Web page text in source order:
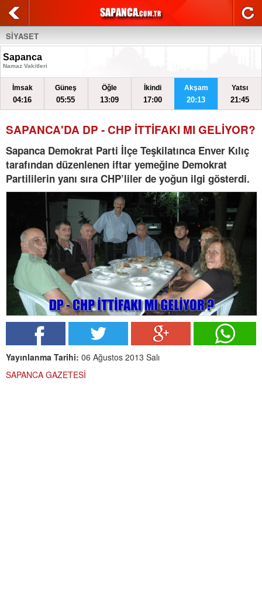
SİYASET
Sapanca
Namaz Vakitleri
İmsak
04:16
Güneş
05:55
Öğle
13:09
İkindi
17:00
Akşam
20:13
Yatsı
21:45
SAPANCA'DA DP - CHP İTTİFAKI MI GELİYOR?
Sapanca Demokrat Parti İlçe Teşkilatınca Enver Kılıç
tarafından düzenlenen iftar yemeğine Demokrat
Partililerin yanı sıra CHP’liler de yoğun ilgi gösterdi.
Yayınlanma Tarihi: 06 Ağustos 2013 Salı
SAPANCA GAZETESİ